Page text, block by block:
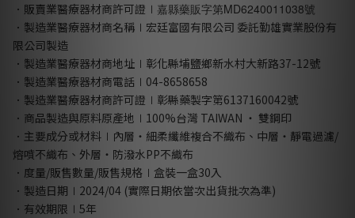
．販賣業醫療器材商許可證 ∣ 嘉縣藥販字第MD6240011038號
．製造業醫療器材商名稱 ∣ 宏廷富國有限公司 委託勤雄實業股份有
限公司製造
．製造業醫療器材商地址 ∣ 彰化縣埔鹽鄉新水村大新路37-12號
．製造業醫療器材商電話 ∣ 04-8658658
．製造業醫療器材商許可證 ∣ 彰縣藥製字第6137160042號
．商品製造與原料原產地 ∣ 100%台灣 TAIWAN ‧ 雙鋼印
．主要成分或材料 ∣ 內層‧細柔纖維複合不織布、中層‧靜電過濾/
熔噴不織布、外層‧防潑水PP不織布
．度量/販售數量/販售規格 ∣ 盒裝一盒30入
．製造日期 ∣ 2024/04 (實際日期依當次出貨批次為準)
．有效期限 ∣ 5年